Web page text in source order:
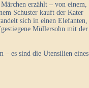
erzählt – von einem,
Schuster kauft der Kater
sich in einen Elefanten,
Müllersohn mit der
– es sind die Utensilien eines